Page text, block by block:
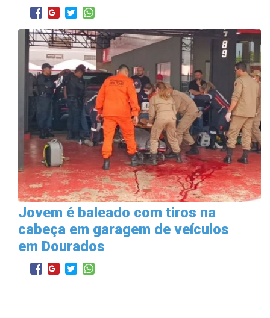
Jovem é baleado com tiros na
cabeça em garagem de veículos
em Dourados